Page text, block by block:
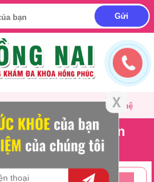
Liên hệ
đỏ lên đỉnh 2 lần